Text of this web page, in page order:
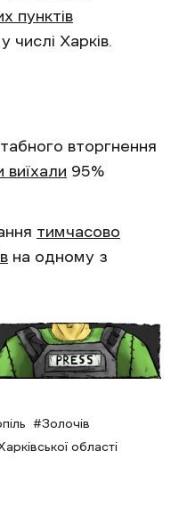
пунктів
числі Харків.
вторгнення
виїхали 95%
тимчасово
на одному з
Золочів
області